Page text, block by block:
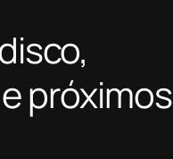
próximos